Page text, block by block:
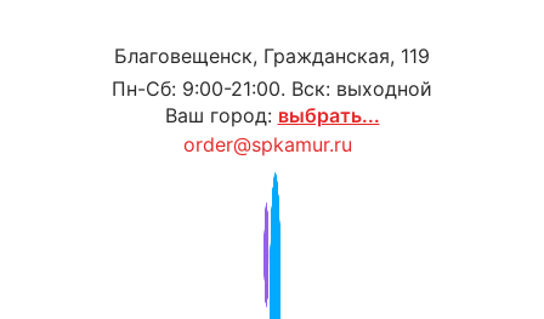
Благовещенск, Гражданская, 119
Пн-Сб: 9:00-21:00. Вск: выходной
Ваш город: выбрать...
order@spkamur.ru